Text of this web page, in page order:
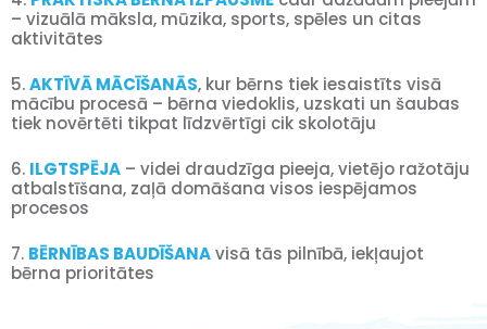
– vizuālā māksla, mūzika, sports, spēles un citas
aktivitātes
5.AKTĪVĀ MĀCĪŠANĀS, kur bērns tiek iesaistīts visā
mācību procesā – bērna viedoklis, uzskati un šaubas
tiek novērtēti tikpat līdzvērtīgi cik skolotāju
6. ILGTSPĒJA – videi draudzīga pieeja, vietējo ražotāju
atbalstīšana, zaļā domāšana visos iespējamos
procesos
7. BĒRNĪBAS BAUDĪŠANAvisā tās pilnībā, iekļaujot
bērna prioritātes